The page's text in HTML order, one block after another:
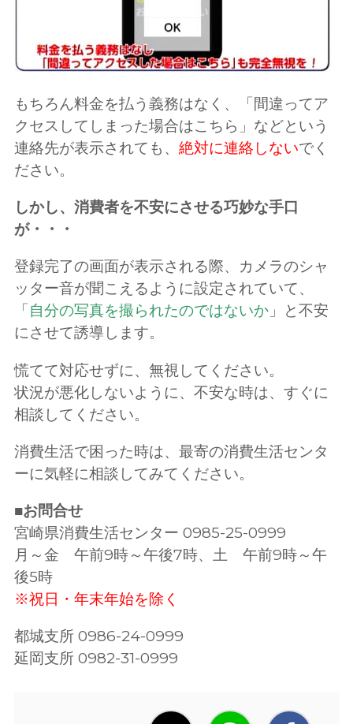
もちろん料金を払う義務はなく、「間違ってア
クセスしてしまった場合はこちら」などという
連絡先が表示されても、 絶対に連絡しないでく
ださい。
しかし、消費者を不安にさせる巧妙な手口
が・・・
登録完了の画面が表示される際、カメラのシャ
ッター音が聞こえるように設定されていて、
「自分の写真を撮られたのではないか」と不安
にさせて誘導します。
慌てて対応せずに、無視してください。
状況が悪化しないように、不安な時は、すぐに
相談してください。
消費生活で困った時は、最寄の消費生活センタ
ーに気軽に相談してみてください。
■お問合せ
宮崎県消費生活センター 0985-25-0999
月～金 午前9時～午後7時、土 午前9時～午
後5時
※祝日・年末年始を除く
都城支所 0986-24-0999
延岡支所 0982-31-0999